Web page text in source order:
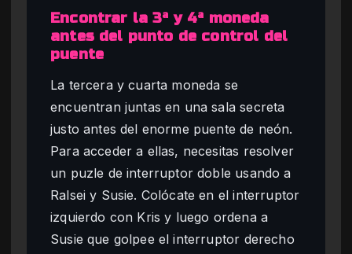
Encontrar la 3ª y 4ª moneda
antes del punto de control del
puente
La tercera y cuarta moneda se
encuentran juntas en una sala secreta
justo antes del enorme puente de neón.
Para acceder a ellas, necesitas resolver
un puzle de interruptor doble usando a
Ralsei y Susie. Colócate en el interruptor
izquierdo con Kris y luego ordena a
Susie que golpee el interruptor derecho